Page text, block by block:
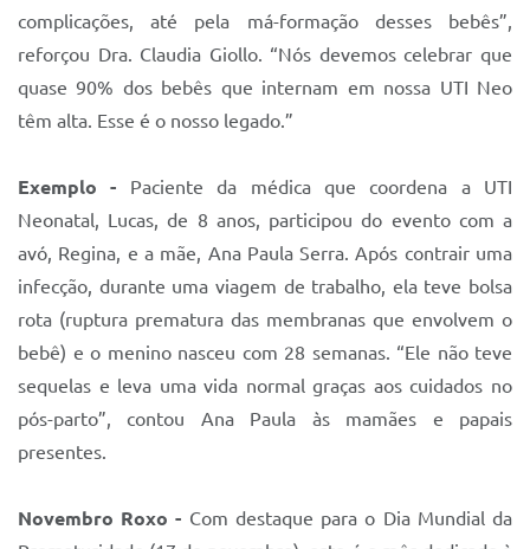
complicações, até pela má-formação desses bebês”,
reforçou Dra. Claudia Giollo. “Nós devemos celebrar que
quase 90% dos bebês que internam em nossa UTI Neo
têm alta. Esse é o nosso legado.”
Exemplo - Paciente da médica que coordena a UTI
Neonatal, Lucas, de 8 anos, participou do evento com a
avó, Regina, e a mãe, Ana Paula Serra. Após contrair uma
infecção, durante uma viagem de trabalho, ela teve bolsa
rota (ruptura prematura das membranas que envolvem o
bebê) e o menino nasceu com 28 semanas. “Ele não teve
sequelas e leva uma vida normal graças aos cuidados no
pós-parto”, contou Ana Paula às mamães e papais
presentes.
Novembro Roxo - Com destaque para o Dia Mundial da